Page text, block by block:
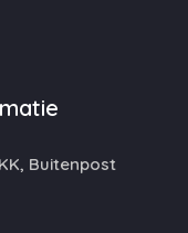
Buitenpost